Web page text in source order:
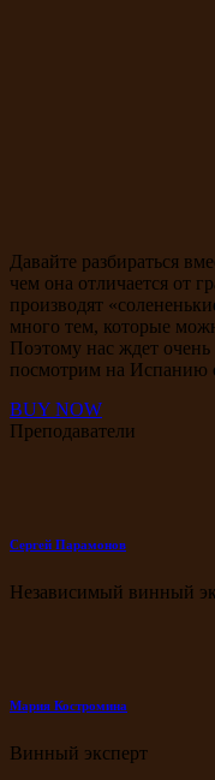
Давайте разбираться
чем она отличается от
производят
много тем, которые
Поэтому нас ждет
посмотрим на Испанию
BUY NOW
Преподаватели
Сергей Парамонов
Независимый винный
Мария Костромина
Винный эксперт